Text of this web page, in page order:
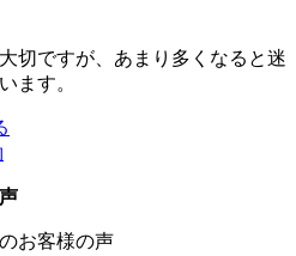
切ですが、あまり多くなると迷
ます。
お客様の声